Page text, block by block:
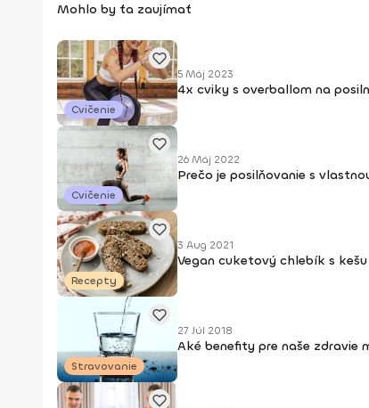
Mohlo by ťa zaujímať
Cvičenie
5 Máj 2023
4x cviky s overballom na
Cvičenie
26 Máj 2022
Prečo je posilňovanie s
Recepty
3 Aug 2021
Vegan cuketový chlebík s
Stravovanie
27 Júl 2018
Aké benefity pre naše zdravie